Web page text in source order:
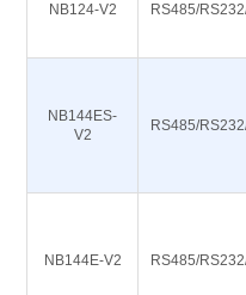
NB124-V2 RS485/
NB144ES-
V2
RS485/
NB144E-V2 RS485/